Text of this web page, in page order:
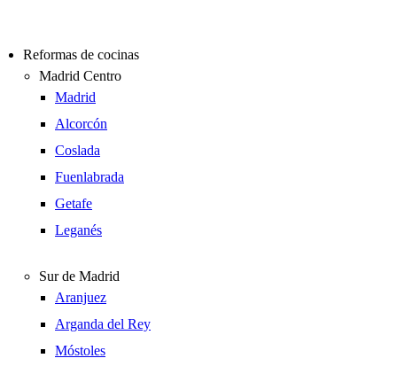
Reformas de cocinas
Madrid Centro
Madrid
Alcorcón
Coslada
Fuenlabrada
Getafe
Leganés
Sur de Madrid
Aranjuez
Arganda del Rey
Móstoles